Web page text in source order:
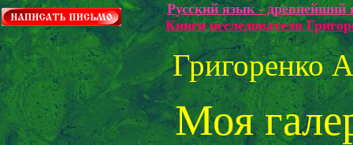
Русский язык - древнейший
Книги исследователя
Григоренко
Моя